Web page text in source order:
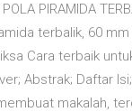
PIRAMIDA
terbalik, 60
Cara terbaik
Abstrak; Daftar
makalah,